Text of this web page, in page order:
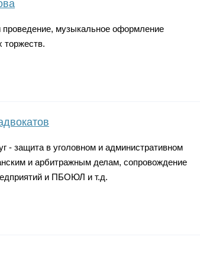
проведение, музыкальное оформление
торжеств.
- защита в уголовном и административном
и арбитражным делам, сопровождение
и ПБОЮЛ и т.д.